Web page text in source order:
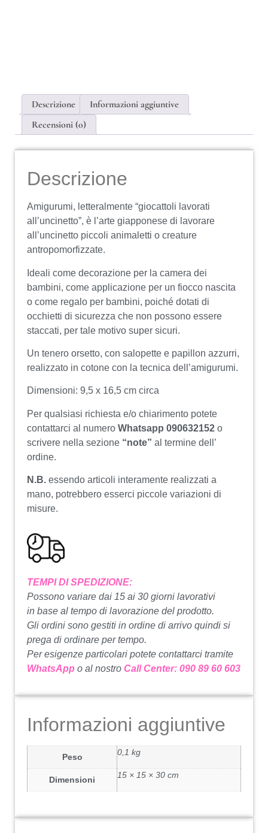
Descrizione
Informazioni aggiuntive
Recensioni (0)
Descrizione
Amigurumi, letteralmente “giocattoli lavorati
all’uncinetto”, è l’arte giapponese di lavorare
all’uncinetto piccoli animaletti o creature
antropomorfizzate.
Ideali come decorazione per la camera dei
bambini, come applicazione per un fiocco nascita
o come regalo per bambini, poiché dotati di
occhietti di sicurezza che non possono essere
staccati, per tale motivo super sicuri.
Un tenero orsetto, con salopette e papillon azzurri,
realizzato in cotone con la tecnica dell’amigurumi.
Dimensioni: 9,5 x 16,5 cm circa
Per qualsiasi richiesta e/o chiarimento potete
contattarci al numero Whatsapp 090632152 o
scrivere nella sezione “note” al termine dell’
ordine.
N.B. essendo articoli interamente realizzati a
mano, potrebbero esserci piccole variazioni di
misure.
TEMPI DI SPEDIZIONE:
Possono variare dai 15 ai 30 giorni lavorativi
in base al tempo di lavorazione del prodotto.
Gli ordini sono gestiti in ordine di arrivo quindi si
prega di ordinare per tempo.
Per esigenze particolari potete contattarci tramite
WhatsApp o al nostro Call Center: 090 89 60 603
Informazioni aggiuntive
Peso 0,1 kg
Dimensioni 15 × 15 × 30 cm